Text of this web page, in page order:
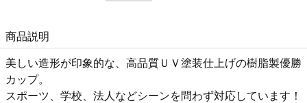
商品説明
美しい造形が印象的な、高品質ＵＶ塗装仕上げの樹脂製優勝
カップ。
スポーツ、学校、法人などシーンを問わず対応しています！